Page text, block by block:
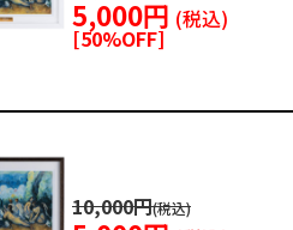
5,000円
[50%OFF]
10,000円